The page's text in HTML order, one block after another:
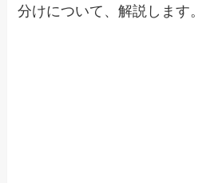
分けについて、解説します。